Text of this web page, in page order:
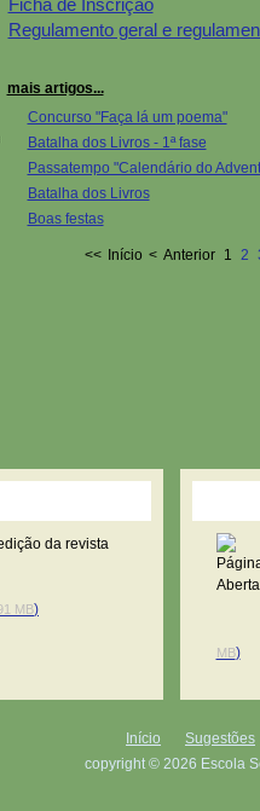
Ficha de Inscrição
Regulamento geral e
mais artigos...
Concurso "Faça lá um poema"
Batalha dos Livros - 1ª fase
Passatempo "Calendário do
Batalha dos Livros
Boas festas
<< Início < Anterior 1 2
da revista
MB)
MB)
Início
Sugestões
copyright © 2026 Escola